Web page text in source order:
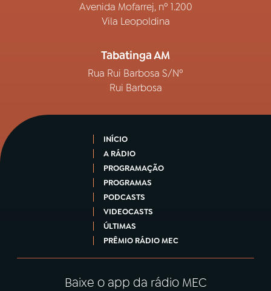
Avenida Mofarrej, nº 1.200
Vila Leopoldina
Tabatinga AM
Rua Rui Barbosa S/Nº
Rui Barbosa
INÍCIO
A RÁDIO
PROGRAMAÇÃO
PROGRAMAS
PODCASTS
VIDEOCASTS
ÚLTIMAS
PRÊMIO RÁDIO MEC
Baixe o app da rádio MEC